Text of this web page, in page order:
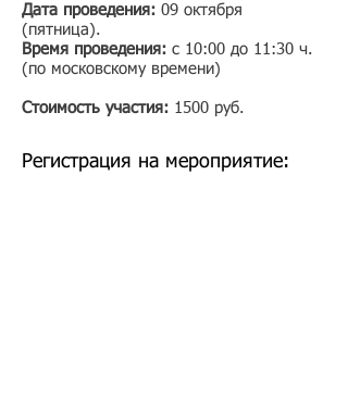
Дата проведения: 09 октября
(пятница).
Время проведения: с 10:00 до 11:30 ч.
(по московскому времени)
Стоимость участия: 1500 руб.​
Регистрация на мероприятие: